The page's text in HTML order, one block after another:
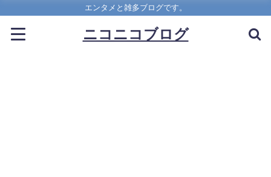
エンタメと雑多ブログです。
ニコニコブログ